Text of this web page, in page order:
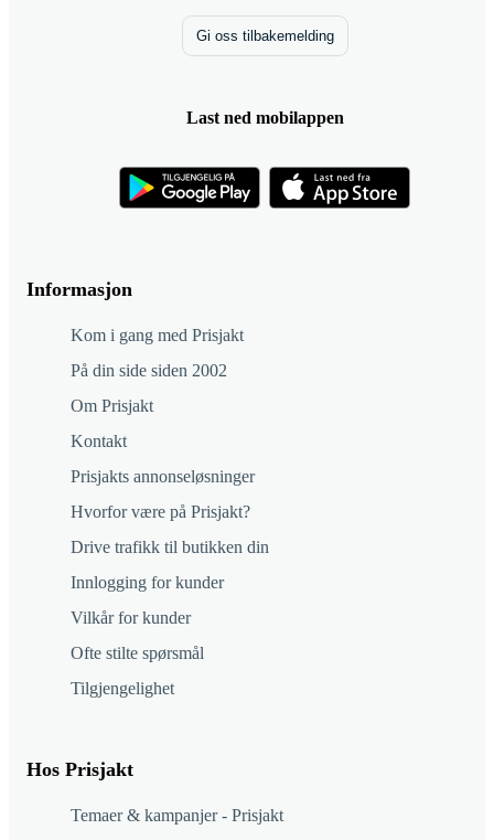
Informasjon
Kom i gang med Prisjakt
På din side siden 2002
Om Prisjakt
Kontakt
Prisjakts annonseløsninger
Hvorfor være på Prisjakt?
Drive trafikk til butikken din
Innlogging for kunder
Vilkår for kunder
Ofte stilte spørsmål
Tilgjengelighet
Hos Prisjakt
Temaer & kampanjer - Prisjakt
Gi oss tilbakemelding
Last ned mobilappen